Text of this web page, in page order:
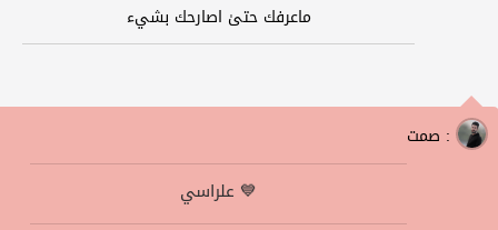
ماعرفك حتىٰ اصارحك بشيء
صمت :
علراسي 💙